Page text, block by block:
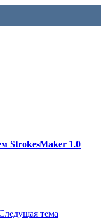
StrokesMaker 1.0
тема